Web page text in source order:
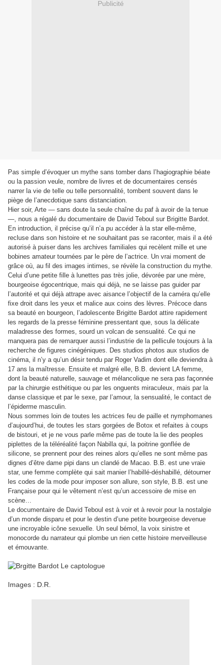
Publicité
Pas simple d’évoquer un mythe sans tomber dans l’hagiographie béate
ou la passion veule, nombre de livres et de documentaires censés
narrer la vie de telle ou telle personnalité, tombent souvent dans le
piège de l’anecdotique sans distanciation.
Hier soir, Arte — sans doute la seule chaîne du paf à avoir de la tenue
—, nous a régalé du documentaire de David Teboul sur Brigitte Bardot.
En introduction, il précise qu’il n’a pu accéder à la star elle-même,
recluse dans son histoire et ne souhaitant pas se raconter, mais il a été
autorisé à puiser dans les archives familiales qui recèlent mille et une
bobines amateur tournées par le père de l’actrice. Un vrai moment de
grâce où, au fil des images intimes, se révèle la construction du mythe.
Celui d’une petite fille à lunettes pas très jolie, dévorée par une mère,
bourgeoise égocentrique, mais qui déjà, ne se laisse pas guider par
l’autorité et qui déjà attrape avec aisance l’objectif de la caméra qu’elle
fixe droit dans les yeux et malice aux coins des lèvres. Précoce dans
sa beauté en bourgeon, l’adolescente Brigitte Bardot attire rapidement
les regards de la presse féminine pressentant que, sous la délicate
maladresse des formes, sourd un volcan de sensualité. Ce qui ne
manquera pas de remarquer aussi l’industrie de la pellicule toujours à la
recherche de figures cinégéniques. Des studios photos aux studios de
cinéma, il n’y a qu’un désir tendu par Roger Vadim dont elle deviendra à
17 ans la maîtresse. Ensuite et malgré elle, B.B. devient LA femme,
dont la beauté naturelle, sauvage et mélancolique ne sera pas façonnée
par la chirurgie esthétique ou par les onguents miraculeux, mais par la
danse classique et par le sexe, par l’amour, la sensualité, le contact de
l’épiderme masculin.
Nous sommes loin de toutes les actrices feu de paille et nymphomanes
d’aujourd’hui, de toutes les stars gorgées de Botox et refaites à coups
de bistouri, et je ne vous parle même pas de toute la lie des peoples
piplettes de la téléréalité façon Nabilla qui, la poitrine gonflée de
silicone, se prennent pour des reines alors qu’elles ne sont même pas
dignes d’être dame pipi dans un clandé de Macao. B.B. est une vraie
star, une femme complète qui sait manier l’habillé-déshabillé, détourner
les codes de la mode pour imposer son allure, son style, B.B. est une
Française pour qui le vêtement n’est qu’un accessoire de mise en
scène…
Le documentaire de David Teboul est à voir et à revoir pour la nostalgie
d’un monde disparu et pour le destin d’une petite bourgeoise devenue
une incroyable icône sexuelle. Un seul bémol, la voix sinistre et
monocorde du narrateur qui plombe un rien cette histoire merveilleuse
et émouvante.
Images : D.R.